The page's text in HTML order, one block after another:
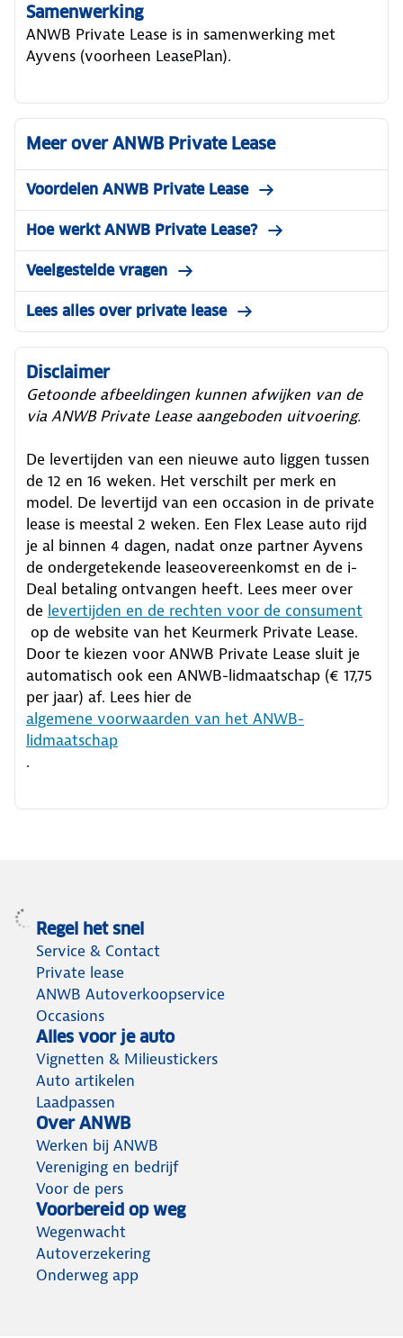
Samenwerking
ANWB Private Lease is in samenwerking met
Ayvens (voorheen LeasePlan).
Meer over ANWB Private Lease
Voordelen ANWB Private Lease
Hoe werkt ANWB Private Lease?
Veelgestelde vragen
Lees alles over private lease
Disclaimer
Getoonde afbeeldingen kunnen afwijken van de
via ANWB Private Lease aangeboden uitvoering.
De levertijden van een nieuwe auto liggen tussen
de 12 en 16 weken. Het verschilt per merk en
model. De levertijd van een occasion in de private
lease is meestal 2 weken. Een Flex Lease auto rijd
je al binnen 4 dagen, nadat onze partner Ayvens
de ondergetekende leaseovereenkomst en de i-
Deal betaling ontvangen heeft. Lees meer over
de levertijden en de rechten voor de consument
op de website van het Keurmerk Private Lease.
Door te kiezen voor ANWB Private Lease sluit je
automatisch ook een ANWB-lidmaatschap (€ 17,75
per jaar) af. Lees hier de
algemene voorwaarden van het ANWB-
lidmaatschap
.
Regel het snel
Service & Contact
Private lease
ANWB Autoverkoopservice
Occasions
Alles voor je auto
Vignetten & Milieustickers
Auto artikelen
Laadpassen
Over ANWB
Werken bij ANWB
Vereniging en bedrijf
Voor de pers
Voorbereid op weg
Wegenwacht
Autoverzekering
Onderweg app